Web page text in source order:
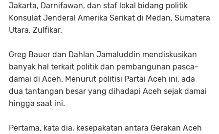
Jakarta, Darnifawan, dan staf lokal bidang politik
Konsulat Jenderal Amerika Serikat di Medan, Sumatera
Utara, Zulfikar.
Greg Bauer dan Dahlan Jamaluddin mendiskusikan
banyak hal terkait politik dan pembangunan pasca-
damai di Aceh. Menurut politisi Partai Aceh ini, ada
dua tantangan besar yang dihadapi Aceh sejak damai
hingga saat ini.
Pertama, kata dia, kesepakatan antara Gerakan Aceh